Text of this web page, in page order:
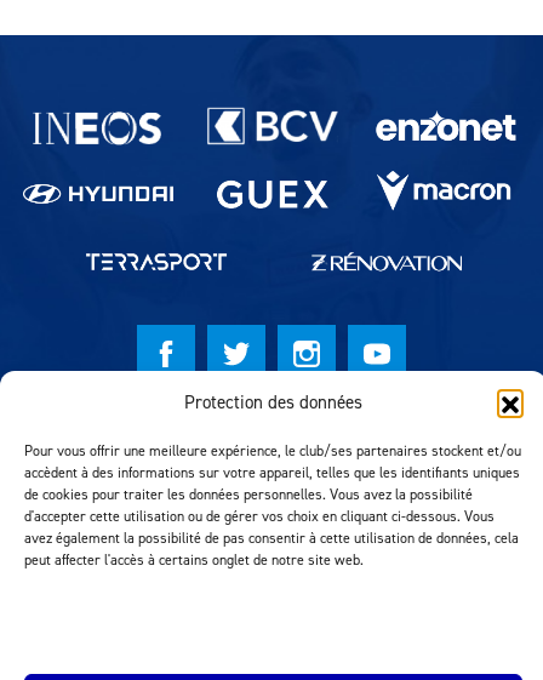
Protection des données
Pour vous offrir une meilleure expérience, le club/ses partenaires stockent et/ou
accèdent à des informations sur votre appareil, telles que les identifiants uniques
de cookies pour traiter les données personnelles. Vous avez la possibilité
d'accepter cette utilisation ou de gérer vos choix en cliquant ci-dessous. Vous
avez également la possibilité de pas consentir à cette utilisation de données, cela
peut affecter l'accès à certains onglet de notre site web.
Partenaires du lausanne-Sport
Réalisation MTM Agency